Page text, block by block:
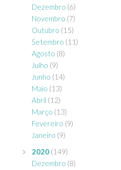
Dezembro (6)
Novembro (7)
Outubro (15)
Setembro (11)
Agosto (8)
Julho (9)
Junho (14)
Maio (13)
Abril (12)
Março (13)
Fevereiro (9)
Janeiro (9)
2020 (149)
Dezembro (8)